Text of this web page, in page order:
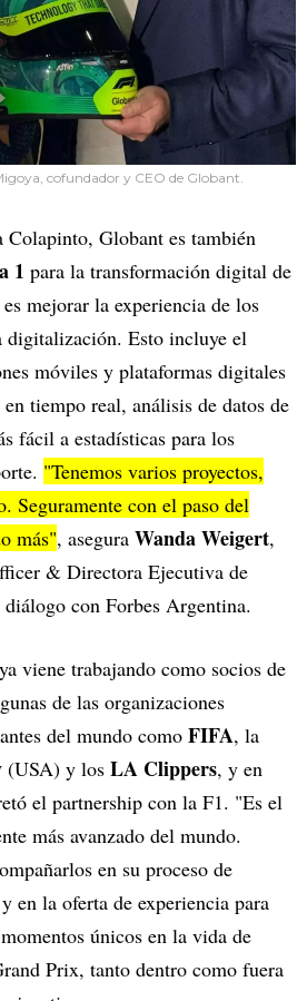
cofundador y CEO de Globant.
Colapinto, Globant es también
1 para la transformación digital de
mejorar la experiencia de los
digitalización. Esto incluye el
móviles y plataformas digitales
tiempo real, análisis de datos de
fácil a estadísticas para los
"Tenemos varios proyectos,
Seguramente con el paso del
más", asegura Wanda Weigert,
& Directora Ejecutiva de
con Forbes Argentina.
viene trabajando como socios de
de las organizaciones
del mundo como FIFA, la
(USA) y los LA Clippers, y en
el partnership con la F1. "Es el
más avanzado del mundo.
en su proceso de
en la oferta de experiencia para
únicos en la vida de
Prix, tanto dentro como fuera